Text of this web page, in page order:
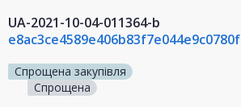
UA-2021-10-04-011364-b
e8ac3ce4589e406b83f7e044e9c0780f
Спрощена закупівля
Спрощена